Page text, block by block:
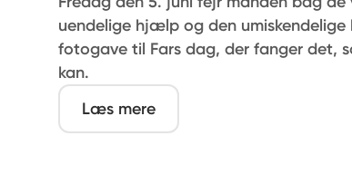
uendelige hjælp og den umiskendelige
fotogave til Fars dag, der fanger det,
kan.
Læs mere